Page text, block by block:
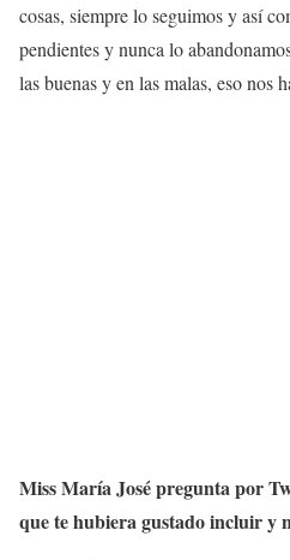
cosas, siempre lo seguimos y así
pendientes y nunca lo
las buenas y en las malas, eso nos
Miss María José pregunta por
que te hubiera gustado incluir y